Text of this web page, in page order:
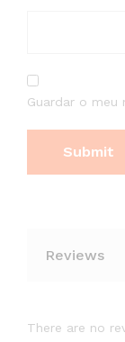
Guardar o meu
Reviews
There are no